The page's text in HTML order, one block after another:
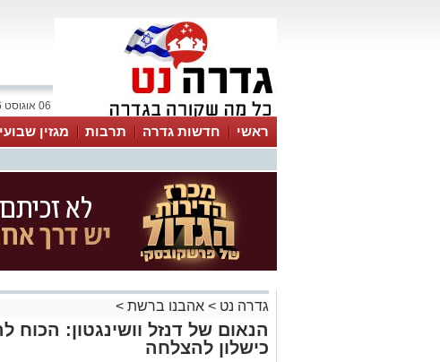
06 אוגוסט 2026 / 17:59
ראשי חדשות גדרה תרבות מגזין שבועי
גדרה נט > אהבנו ברשת >
הנאום של דנזל וושינגטון: הכוח
כישלון להצלחה